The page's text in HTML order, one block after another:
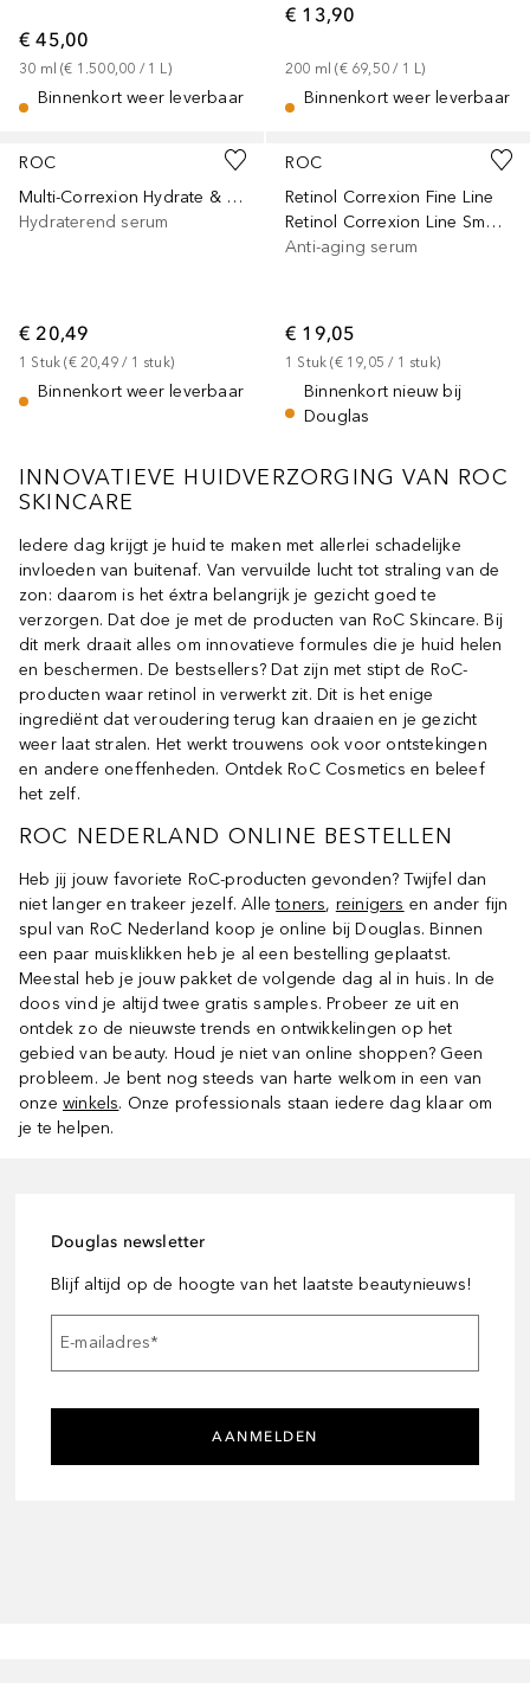
€ 45,00
30 ml (€ 1.500,00 / 1 L)
Binnenkort weer leverbaar
€ 13,90
200 ml (€ 69,50 / 1 L)
Binnenkort weer leverbaar
ROC
Multi-Correxion Hydrate & Plump night serum
Hydraterend serum
€ 20,49
1 Stuk (€ 20,49 / 1 stuk)
Binnenkort weer leverbaar
ROC
Retinol Correxion Fine Line
Retinol Correxion Line Smoothing Night 10 Capsules
Anti-aging serum
€ 19,05
1 Stuk (€ 19,05 / 1 stuk)
Binnenkort nieuw bij
Douglas
INNOVATIEVE HUIDVERZORGING VAN ROC
SKINCARE
Iedere dag krijgt je huid te maken met allerlei schadelijke
invloeden van buitenaf. Van vervuilde lucht tot straling van de
zon: daarom is het éxtra belangrijk je gezicht goed te
verzorgen. Dat doe je met de producten van RoC Skincare. Bij
dit merk draait alles om innovatieve formules die je huid helen
en beschermen. De bestsellers? Dat zijn met stipt de RoC-
producten waar retinol in verwerkt zit. Dit is het enige
ingrediënt dat veroudering terug kan draaien en je gezicht
weer laat stralen. Het werkt trouwens ook voor ontstekingen
en andere oneffenheden. Ontdek RoC Cosmetics en beleef
het zelf.
ROC NEDERLAND ONLINE BESTELLEN
Heb jij jouw favoriete RoC-producten gevonden? Twijfel dan
niet langer en trakeer jezelf. Alletoners, reinigers en ander fijn
spul van RoC Nederland koop je online bij Douglas. Binnen
een paar muisklikken heb je al een bestelling geplaatst.
Meestal heb je jouw pakket de volgende dag al in huis. In de
doos vind je altijd twee gratis samples. Probeer ze uit en
ontdek zo de nieuwste trends en ontwikkelingen op het
gebied van beauty. Houd je niet van online shoppen? Geen
probleem. Je bent nog steeds van harte welkom in een van
onze winkels. Onze professionals staan iedere dag klaar om
je te helpen.
Douglas newsletter
Blijf altijd op de hoogte van het laatste beautynieuws!
E-mailadres*
AANMELDEN